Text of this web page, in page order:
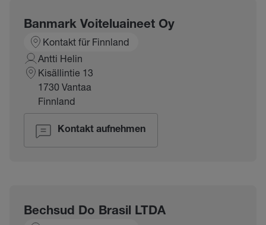
Banmark Voiteluaineet Oy
Kontakt für Finnland
Antti Helin
Kisällintie 13
1730 Vantaa
Finnland
Kontakt aufnehmen
Bechsud Do Brasil LTDA